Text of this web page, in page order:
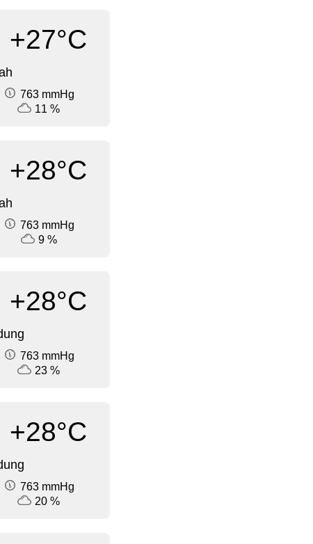
+27°C
763 mmHg
11 %
+28°C
763 mmHg
9 %
+28°C
763 mmHg
23 %
+28°C
763 mmHg
20 %